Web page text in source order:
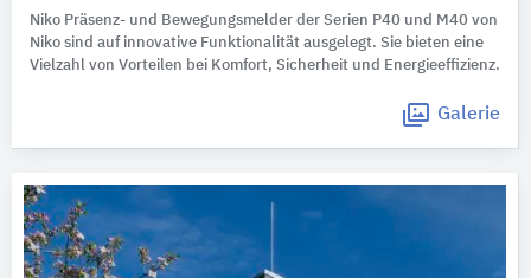
Niko Präsenz- und Bewegungsmelder der Serien P40 und M40 von
Niko sind auf innovative Funktionalität ausgelegt. Sie bieten eine
Vielzahl von Vorteilen bei Komfort, Sicherheit und Energieeffizienz.
Galerie